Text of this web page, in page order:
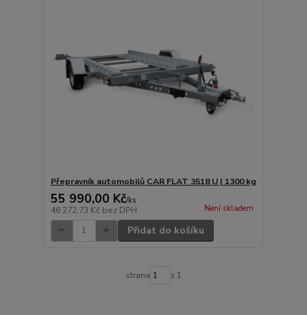
Přepravník automobilů CAR FLAT 3518 U | 1300 kg
55 990,00 Kč/ks
46 272,73 Kč bez DPH Není skladem
Přidat do košíku
strana z 1